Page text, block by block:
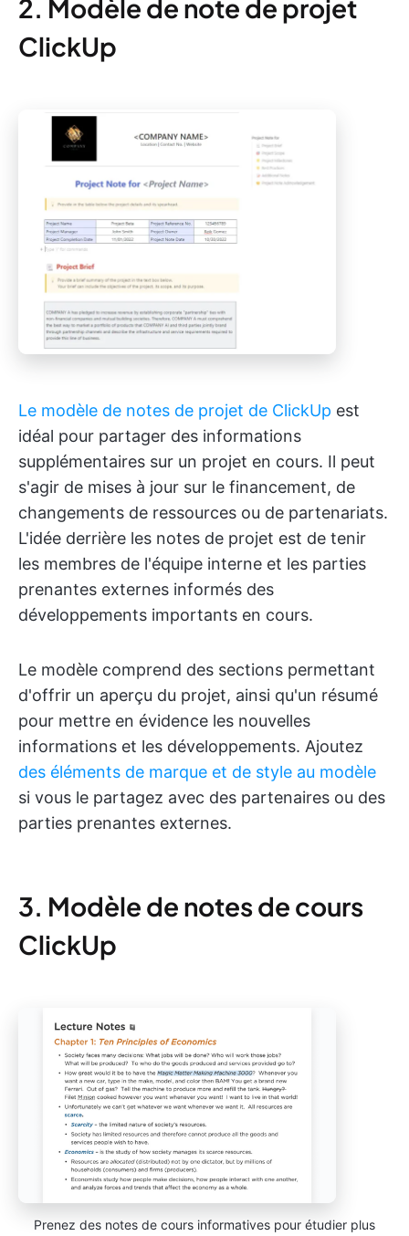
2. Modèle de note de projet
ClickUp
Le modèle de notes de projet de ClickUp est
idéal pour partager des informations
supplémentaires sur un projet en cours. Il peut
s'agir de mises à jour sur le financement, de
changements de ressources ou de partenariats.
L'idée derrière les notes de projet est de tenir
les membres de l'équipe interne et les parties
prenantes externes informés des
développements importants en cours.
Le modèle comprend des sections permettant
d'offrir un aperçu du projet, ainsi qu'un résumé
pour mettre en évidence les nouvelles
informations et les développements. Ajoutez
des éléments de marque et de style au modèle
si vous le partagez avec des partenaires ou des
parties prenantes externes.
3. Modèle de notes de cours
ClickUp
Prenez des notes de cours informatives pour étudier plus